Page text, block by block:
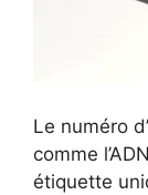
Le numéro
comme
étiquette